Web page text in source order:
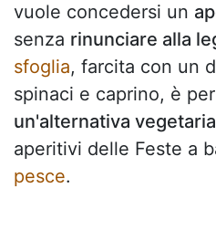
vuole concedersi un
senza rinunciare alla
sfoglia, farcita con un
spinaci e caprino, è
un'alternativa
aperitivi delle Feste a
pesce.